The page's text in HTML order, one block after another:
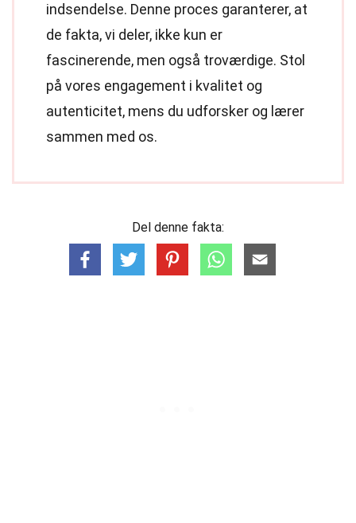
indsendelse. Denne proces garanterer, at
de fakta, vi deler, ikke kun er
fascinerende, men også troværdige. Stol
på vores engagement i kvalitet og
autenticitet, mens du udforsker og lærer
sammen med os.
Del denne fakta: